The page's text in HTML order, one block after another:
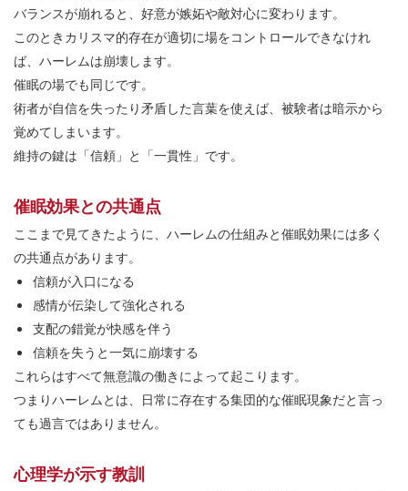
バランスが崩れると、好意が嫉妬や敵対心に変わります。
このときカリスマ的存在が適切に場をコントロールできなけれ
ば、ハーレムは崩壊します。
催眠の場でも同じです。
術者が自信を失ったり矛盾した言葉を使えば、被験者は暗示から
覚めてしまいます。
維持の鍵は「信頼」と「一貫性」です。
催眠効果との共通点
ここまで見てきたように、ハーレムの仕組みと催眠効果には多く
の共通点があります。
信頼が入口になる
感情が伝染して強化される
支配の錯覚が快感を伴う
信頼を失うと一気に崩壊する
これらはすべて無意識の働きによって起こります。
つまりハーレムとは、日常に存在する集団的な催眠現象だと言っ
ても過言ではありません。
心理学が示す教訓